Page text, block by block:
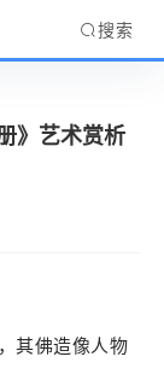
搜索
》艺术赏析
其佛造像人物